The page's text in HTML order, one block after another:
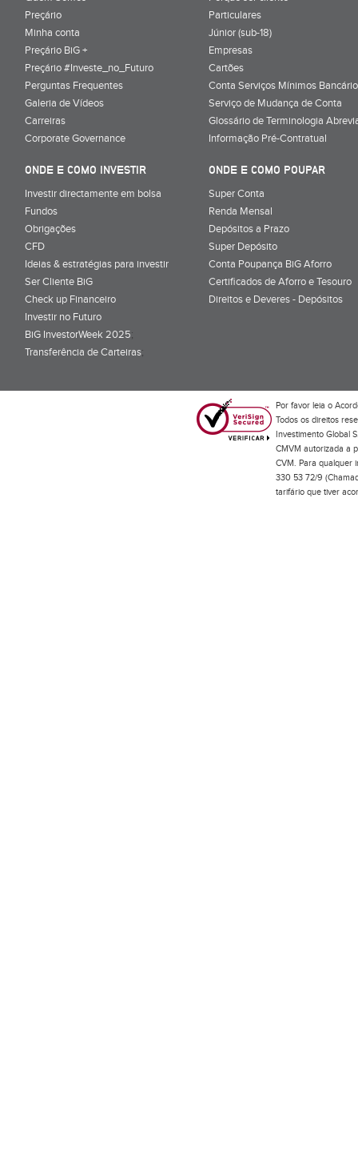
Preçário
Minha conta
Preçário BiG +
Preçário #Investe_no_Futuro
Perguntas Frequentes
Galeria de Vídeos
Carreiras
Corporate Governance
Particulares
Júnior (sub-18)
Empresas
Cartões
Conta Serviços Mínimos
Serviço de Mudança de Conta
Glossário de Terminologia
Informação Pré-Contratual
ONDE E COMO INVESTIR
Investir directamente em bolsa
Fundos
Obrigações
CFD
Ideias & estratégias para investir
Ser Cliente BiG
Check up Financeiro
Investir no Futuro
BiG InvestorWeek 2025;
Transferência de Carteiras;
ONDE E COMO POUPAR
Super Conta
Renda Mensal
Depósitos a Prazo
Super Depósito
Conta Poupança BiG Aforro
Certificados de Aforro e Tesouro
Direitos e Deveres - Depósitos
Por favor leia o
Todos os direitos
Investimento Global
CMVM autorizada a
CVM. Para qualquer
330 53 72/9
tarifário que tiver